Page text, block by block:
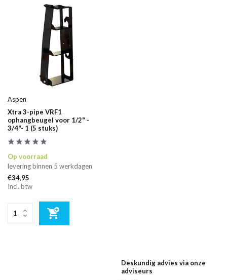
Aspen
Xtra 3-pipe VRF1
ophangbeugel voor 1/2" -
3/4"- 1 (5 stuks)
Op voorraad
levering binnen 5 werkdagen
€34,95
Incl. btw
Deskundig advies via onze
adviseurs